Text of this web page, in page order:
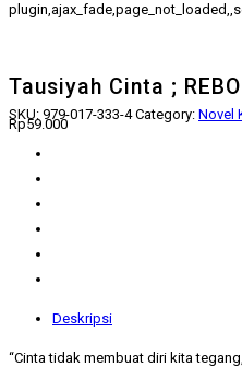
Tausiyah Cinta ;
Rp59.000
SKU: 979-017-333-4 Category: Novel
Deskripsi
“Cinta tidak membuat diri kita